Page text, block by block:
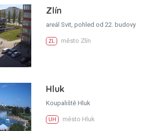
Zlín
areál Svit, pohled od 22. budovy
ZL město Zlín
Hluk
Koupaliště Hluk
UH město Hluk